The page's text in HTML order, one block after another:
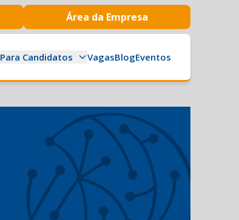
Área da Empresa
Para Candidatos VagasBlogEventos